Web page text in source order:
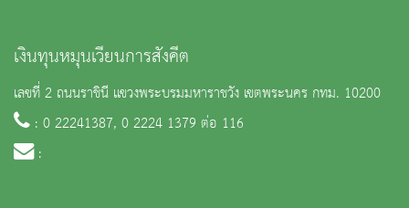
เงินทุนหมุนเวียนการสังคีต
เลขที่ 2 ถนนราชินี แขวงพระบรมมหาราชวัง เขตพระนคร กทม. 10200
: 0 22241387, 0 2224 1379 ต่อ 116
: